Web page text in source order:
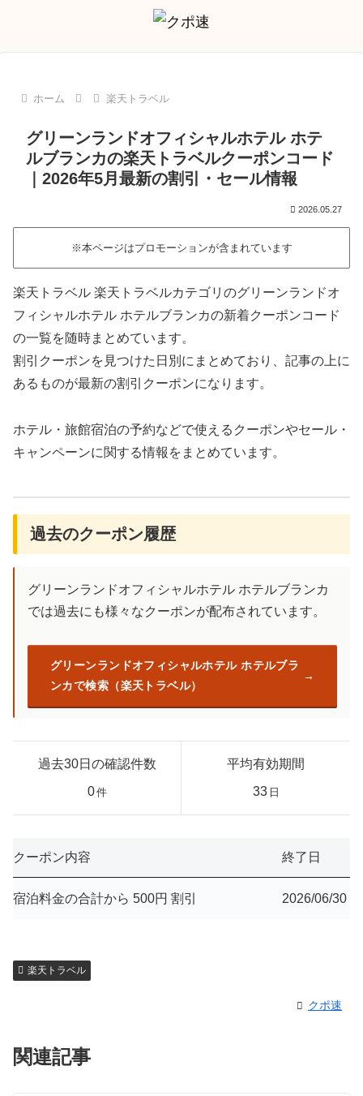
ホーム 楽天トラベル
グリーンランドオフィシャルホテル ホテ
ルブランカの楽天トラベルクーポンコード
｜2026年5月最新の割引・セール情報
2026.05.27
※本ページはプロモーションが含まれています
楽天トラベル 楽天トラベルカテゴリのグリーンランドオ
フィシャルホテル ホテルブランカの新着クーポンコード
の一覧を随時まとめています。
割引クーポンを見つけた日別にまとめており、記事の上に
あるものが最新の割引クーポンになります。
ホテル・旅館宿泊の予約などで使えるクーポンやセール・
キャンペーンに関する情報をまとめています。
過去のクーポン履歴
グリーンランドオフィシャルホテル ホテルブランカ
では過去にも様々なクーポンが配布されています。
グリーンランドオフィシャルホテル ホテルブラ
ンカで検索（楽天トラベル）
過去30日の確認件数
0件
平均有効期間
33 日
クーポン内容 終了日
宿泊料金の合計から 500円 割引 2026/06/30
楽天トラベル
クポ速
関連記事